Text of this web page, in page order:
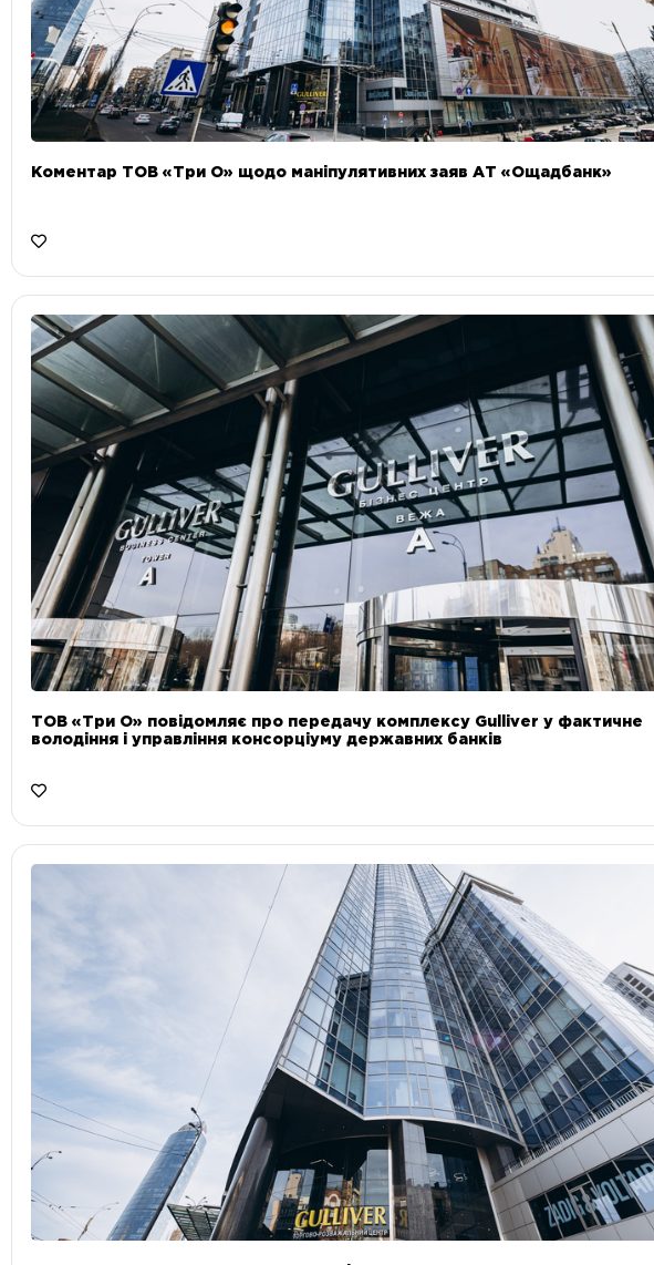
Коментар ТОВ «Три О» щодо маніпулятивних заяв АТ «Ощадбанк»
ТОВ «Три О» повідомляє про передачу комплексу Gulliver у фактичне
володіння і управління консорціуму державних банків